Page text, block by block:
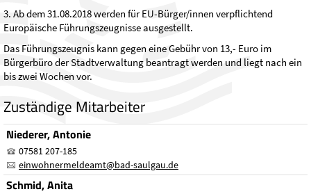
3. Ab dem 31.08.2018 werden für EU-Bürger/innen verpflichtend
Europäische Führungszeugnisse ausgestellt.
Das Führungszeugnis kann gegen eine Gebühr von 13,- Euro im
Bürgerbüro der Stadtverwaltung beantragt werden und liegt nach ein
bis zwei Wochen vor.
Zuständige Mitarbeiter
Niederer, Antonie
07581 207-185
einwohnermeldeamt@bad-saulgau.de
Schmid, Anita